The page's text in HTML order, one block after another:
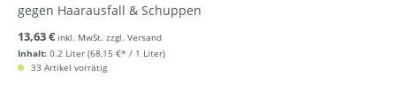
gegen Haarausfall & Schuppen
Inhalt: 0.2 Liter (68,15 €* / 1 Liter)
13,63 € inkl. MwSt. zzgl. Versand
33 Artikel vorrätig